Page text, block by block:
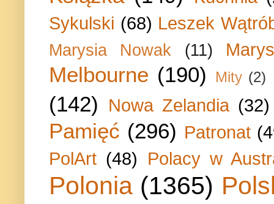
Sykulski (68) Leszek
Marysia Nowak (11)
Melbourne (190) Mity (2)
(142) Nowa Zelandia (32)
Pamięć (296) Patronat
PolArt (48) Polacy w
Polonia (1365)